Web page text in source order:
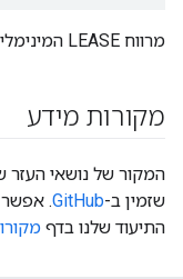
מרווח LEASE המינימלי בשניות.
מקורות מידע
שזמין ב-GitHub. אפשר
התיעוד שלנו בדף